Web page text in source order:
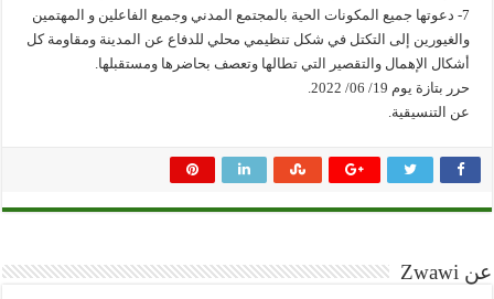
7- دعوتها جميع المكونات الحية بالمجتمع المدني وجميع الفاعلين و المهتمين
والغيورين إلى التكتل في شكل تنظيمي محلي للدفاع عن المدينة ومقاومة كل
أشكال الإهمال والتقصير التي تطالها وتعصف بحاضرها ومستقبلها.
حرر بتازة يوم 19/ 06/ 2022.
عن التنسيقية.
عن Zwawi